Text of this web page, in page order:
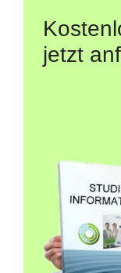
jetzt